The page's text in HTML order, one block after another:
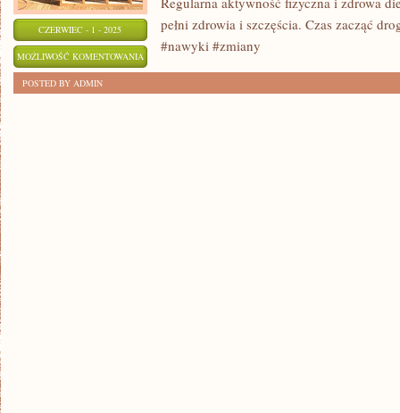
CZERWIEC - 1 - 2025
MOŻLIWOŚĆ KOMENTOWANIA
ZOSTAŁA WYŁĄCZONA
pełni zdrowia i szczęścia. Czas zacząć
#nawyki #zmiany
POSTED BY ADMIN